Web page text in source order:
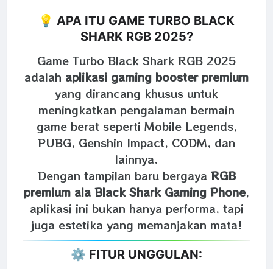
💡 APA ITU GAME TURBO BLACK
SHARK RGB 2025?
Game Turbo Black Shark RGB 2025
adalah aplikasi gaming booster premium
yang dirancang khusus untuk
meningkatkan pengalaman bermain
game berat seperti Mobile Legends,
PUBG, Genshin Impact, CODM, dan
lainnya.
Dengan tampilan baru bergaya RGB
premium ala Black Shark Gaming Phone,
aplikasi ini bukan hanya performa, tapi
juga estetika yang memanjakan mata!
⚙️ FITUR UNGGULAN: